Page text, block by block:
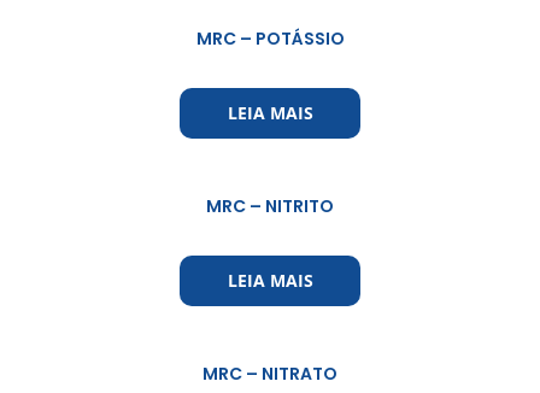
MRC – POTÁSSIO
LEIA MAIS
MRC – NITRITO
LEIA MAIS
MRC – NITRATO